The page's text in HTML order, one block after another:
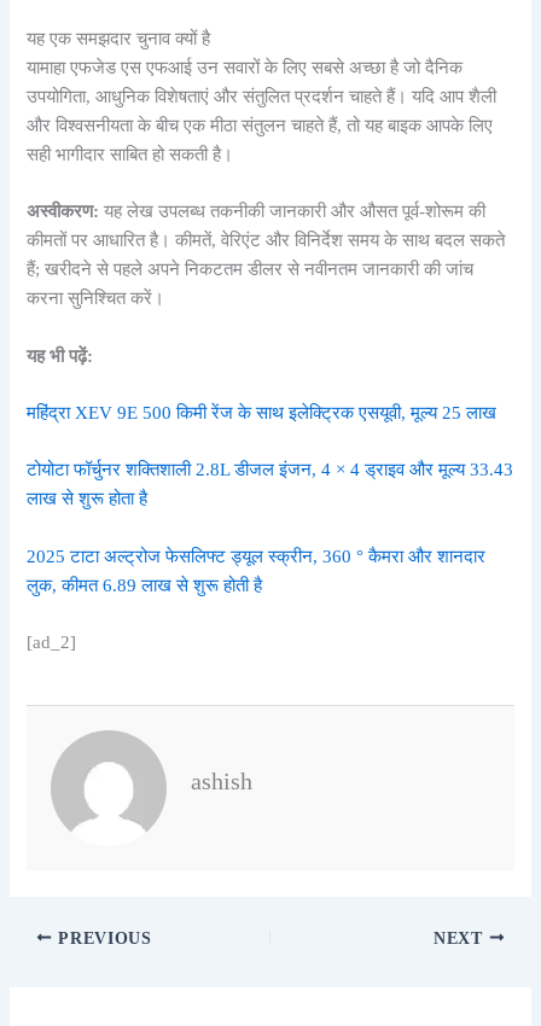
यह एक समझदार चुनाव क्यों है
यामाहा एफजेड एस एफआई उन सवारों के लिए सबसे अच्छा है जो दैनिक
उपयोगिता, आधुनिक विशेषताएं और संतुलित प्रदर्शन चाहते हैं। यदि आप शैली
और विश्वसनीयता के बीच एक मीठा संतुलन चाहते हैं, तो यह बाइक आपके लिए
सही भागीदार साबित हो सकती है।
अस्वीकरण:यह लेख उपलब्ध तकनीकी जानकारी और औसत पूर्व-शोरूम की
कीमतों पर आधारित है। कीमतें, वेरिएंट और विनिर्देश समय के साथ बदल सकते
हैं; खरीदने से पहले अपने निकटतम डीलर से नवीनतम जानकारी की जांच
करना सुनिश्चित करें।
यह भी पढ़ें:
महिंद्रा XEV 9E 500 किमी रेंज के साथ इलेक्ट्रिक एसयूवी, मूल्य 25 लाख
टोयोटा फॉर्चुनर शक्तिशाली 2.8L डीजल इंजन, 4 × 4 ड्राइव और मूल्य 33.43
लाख से शुरू होता है
2025 टाटा अल्ट्रोज फेसलिफ्ट ड्यूल स्क्रीन, 360 ° कैमरा और शानदार
लुक, कीमत 6.89 लाख से शुरू होती है
[ad_2]
ashish
PREVIOUS NEXT